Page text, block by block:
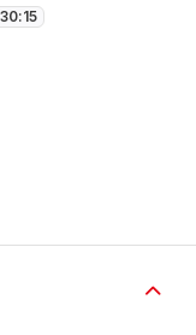
30:15